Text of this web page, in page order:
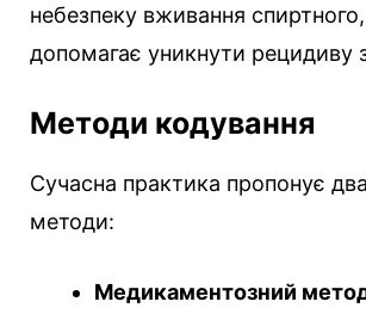
небезпеку вживання
допомагає уникнути рецидиву
Методи кодування
Сучасна практика пропонує
методи:
Медикаментозний